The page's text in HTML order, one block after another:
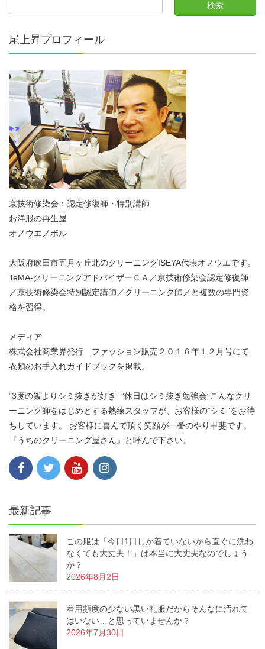
尾上昇プロフィール
京技術修染会：認定修復師・特別講師
お洋服の再生屋
オノウエノボル
大阪府吹田市五月ヶ丘北のクリーニングISEYA代表オノウエです。
TeMA-クリーニングアドバイザーＣＡ／京技術修染会認定修復師
／京技術修染会特別認定講師／クリーニング師／と複数の専門資
格を習得。
メディア
株式会社商業界発行 ファッション販売２０１６年１２月号にて
衣類のお手入れガイドブックを掲載。
”3度の飯よりシミ抜きが好き” ”休日はシミ抜き勉強会”こんなクリ
ーニング師をはじめとする熟練スタッフが、お客様の”シミ”をお待
ちしています。 お客様に喜んで頂く笑顔が一番のやり甲斐です。
『うちのクリーニング屋さん』と呼んで下さい。
最新記事
この服は「今日1日しか着ていないから直ぐに洗わ
なくても大丈夫！」は本当に大丈夫なのでしょう
か？
2026年8月2日
着用頻度の少ない黒い礼服だからそんなに汚れて
はいない…と思っていませんか？
2026年7月30日